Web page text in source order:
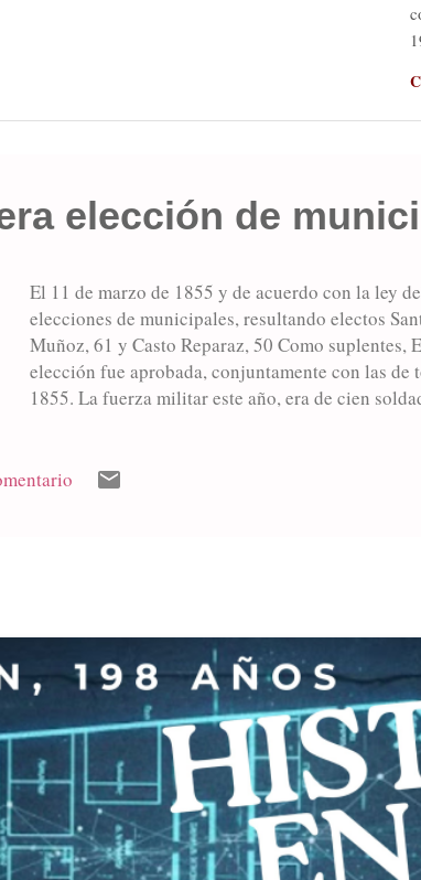
elección de
El 11 de marzo de 1855 y de acuerdo con la ley
elecciones de municipales, resultando electos
Muñoz, 61 y Casto Reparaz, 50 Como suplentes,
elección fue aprobada, conjuntamente con las
1855. La fuerza militar este año, era de cien
de Gómez una invasión de cien indios. El día 26,